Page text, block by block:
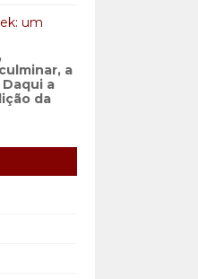
um
a
a
da